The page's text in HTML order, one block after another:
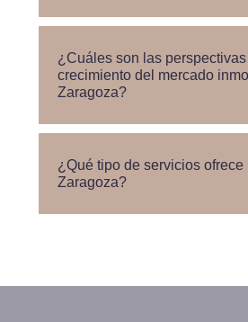
¿Cuáles son las
crecimiento del mercado
Zaragoza?
¿Qué tipo de servicios ofrece
Zaragoza?